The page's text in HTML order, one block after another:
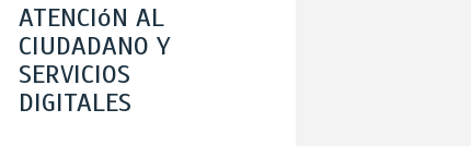
ATENCIóN AL
CIUDADANO Y
SERVICIOS
DIGITALES